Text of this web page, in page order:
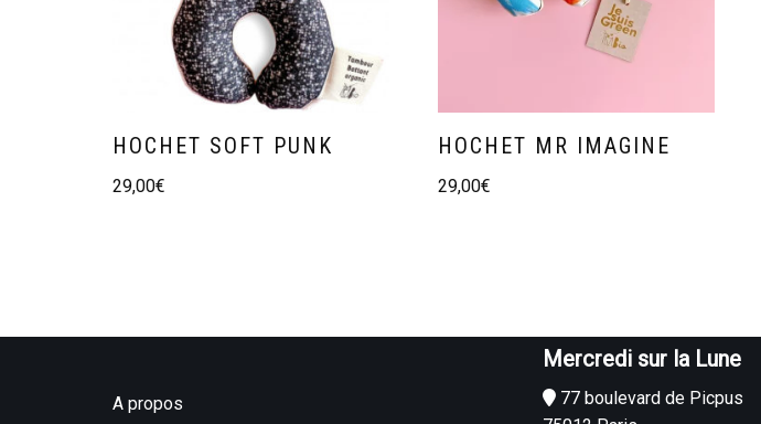
HOCHET SOFT PUNK
29,00€
HOCHET MR IMAGINE
29,00€
A propos
Mercredi sur la Lune
77 boulevard de Picpus